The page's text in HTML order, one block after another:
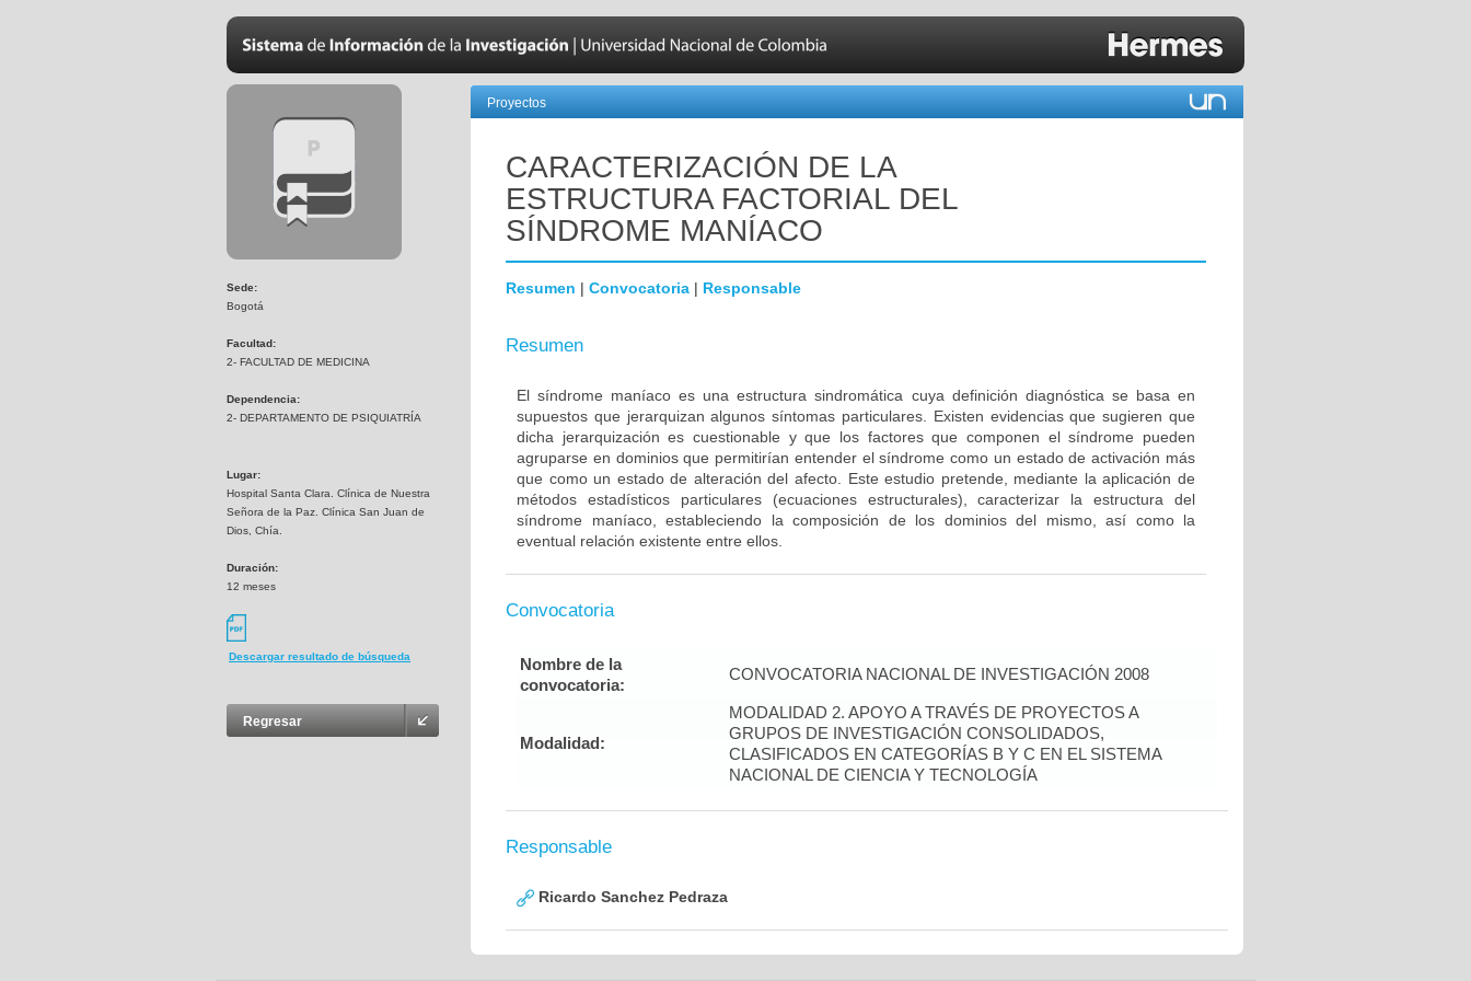
Sede:
Bogotá
Facultad:
2- FACULTAD DE MEDICINA
Dependencia:
2- DEPARTAMENTO DE PSIQUIATRÍA
Lugar:
Hospital Santa Clara. Clínica de Nuestra
Señora de la Paz. Clínica San Juan de
Dios, Chía.
Duración:
12 meses
Descargar resultado de búsqueda
Regresar
Proyectos
CARACTERIZACIÓN DE LA
ESTRUCTURA FACTORIAL DEL
SÍNDROME MANÍACO
Resumen | Convocatoria | Responsable
Resumen
El síndrome maníaco es una estructura sindromática cuya definición diagnóstica se basa en
supuestos que jerarquizan algunos síntomas particulares. Existen evidencias que sugieren que
dicha jerarquización es cuestionable y que los factores que componen el síndrome pueden
agruparse en dominios que permitirían entender el síndrome como un estado de activación más
que como un estado de alteración del afecto. Este estudio pretende, mediante la aplicación de
métodos estadísticos particulares (ecuaciones estructurales), caracterizar la estructura del
síndrome maníaco, estableciendo la composición de los dominios del mismo, así como la
eventual relación existente entre ellos.
Convocatoria
Nombre de la
convocatoria:
CONVOCATORIA NACIONAL DE INVESTIGACIÓN 2008
Modalidad:
MODALIDAD 2. APOYO A TRAVÉS DE PROYECTOS A
GRUPOS DE INVESTIGACIÓN CONSOLIDADOS,
CLASIFICADOS EN CATEGORÍAS B Y C EN EL SISTEMA
NACIONAL DE CIENCIA Y TECNOLOGÍA
Responsable
Ricardo Sanchez Pedraza